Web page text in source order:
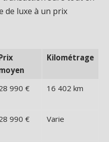
de luxe à un prix
Kilométrage
990 € 16 402 km
990 € Varie